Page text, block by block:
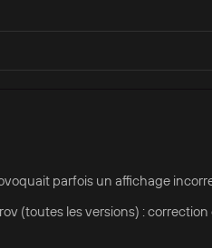
parfois un affichage
(toutes les versions) :